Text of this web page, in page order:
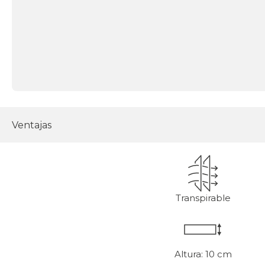
Ventajas
Transpirable
Altura: 10 cm